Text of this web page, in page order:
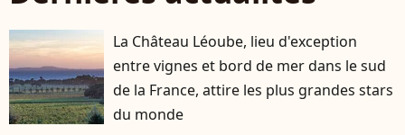
La Château Léoube, lieu d'exception
entre vignes et bord de mer dans le sud
de la France, attire les plus grandes stars
du monde